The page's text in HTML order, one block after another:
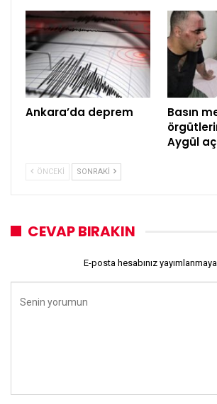
Ankara’da deprem
Basın
Aygül
ÖNCEKI SONRAKI
CEVAP BIRAKIN
E-posta hesabınız